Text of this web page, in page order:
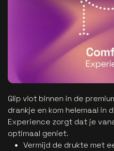
Glip vlot binnen in de
drankje en kom helemaal in
Experience zorgt dat je
optimaal geniet.
Vermijd de drukte met